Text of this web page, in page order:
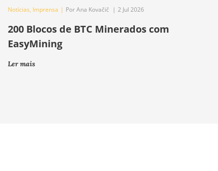
Notícias, Imprensa | Por Ana Kovačič | 2 Jul 2026
200 Blocos de BTC Minerados com
EasyMining
Ler mais